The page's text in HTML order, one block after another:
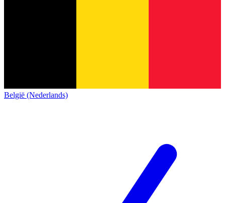
België (Nederlands)